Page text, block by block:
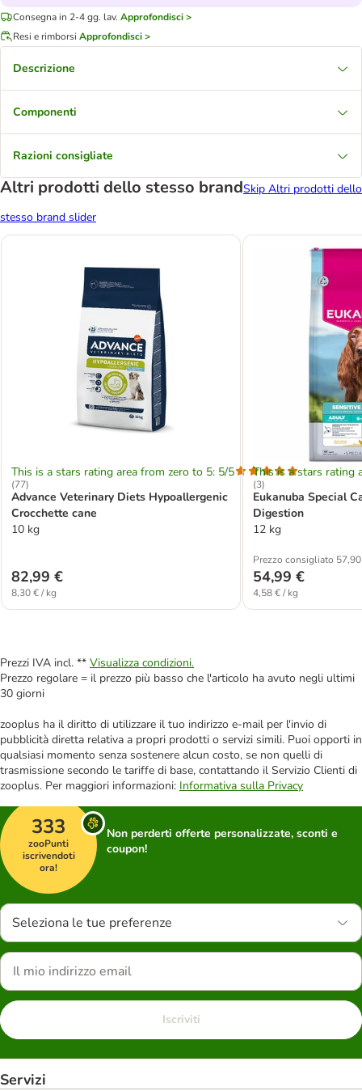
Consegna in 2-4 gg. lav. Approfondisci >
Resi e rimborsi Approfondisci >
Descrizione
Componenti
Razioni consigliate
Altri prodotti dello stesso brandSkip Altri prodotti dello
stesso brand slider
This is a stars rating area from zero to 5: 5/5
(77)
Advance Veterinary Diets Hypoallergenic
Crocchette cane
10 kg
82,99 €
8,30 € / kg
This is a stars rating
(3)
Eukanuba Special
Digestion
12 kg
Prezzo consigliato
54,99 €
4,58 € / kg
Prezzi IVA incl. ** Visualizza condizioni.
Prezzo regolare = il prezzo più basso che l'articolo ha avuto negli ultimi
30 giorni
zooplus ha il diritto di utilizzare il tuo indirizzo e-mail per l'invio di
pubblicità diretta relativa a propri prodotti o servizi simili. Puoi opporti in
qualsiasi momento senza sostenere alcun costo, se non quelli di
trasmissione secondo le tariffe di base, contattando il Servizio Clienti di
zooplus. Per maggiori informazioni: Informativa sulla Privacy
333
zooPunti
iscrivendoti
ora!
Non perderti offerte personalizzate, sconti e
coupon!
Seleziona le tue preferenze
Iscriviti
Servizi